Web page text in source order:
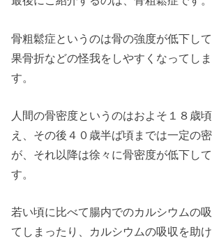
骨粗鬆症というのは骨の強度が低下し
果骨折などの怪我をしやすくなってし
す。
人間の骨密度というのはおよそ１８歳
え、その後４０歳半ば頃までは一定の
が、それ以降は徐々に骨密度が低下し
す。
若い頃に比べて腸内でのカルシウムの
てしまったり、カルシウムの吸収を助